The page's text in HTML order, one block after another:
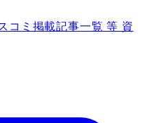
コミ掲載記事一覧 等 資